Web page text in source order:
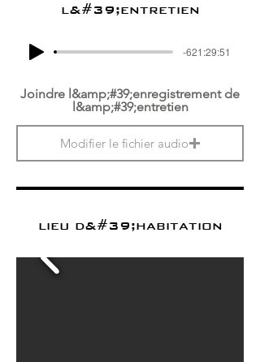
l&#39;entretien
-621:29:51
Joindre l&amp;#39;enregistrement de
l&amp;#39;entretien
Modifier le fichier audio
lieu d&#39;habitation